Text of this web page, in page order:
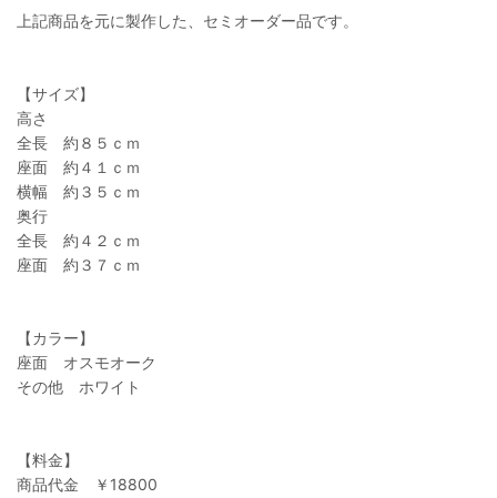
上記商品を元に製作した、セミオーダー品です。
【サイズ】
高さ
全長 約８５ｃｍ
座面 約４１ｃｍ
横幅 約３５ｃｍ
奥行
全長 約４２ｃｍ
座面 約３７ｃｍ
【カラー】
座面 オスモオーク
その他 ホワイト
【料金】
商品代金 ￥18800